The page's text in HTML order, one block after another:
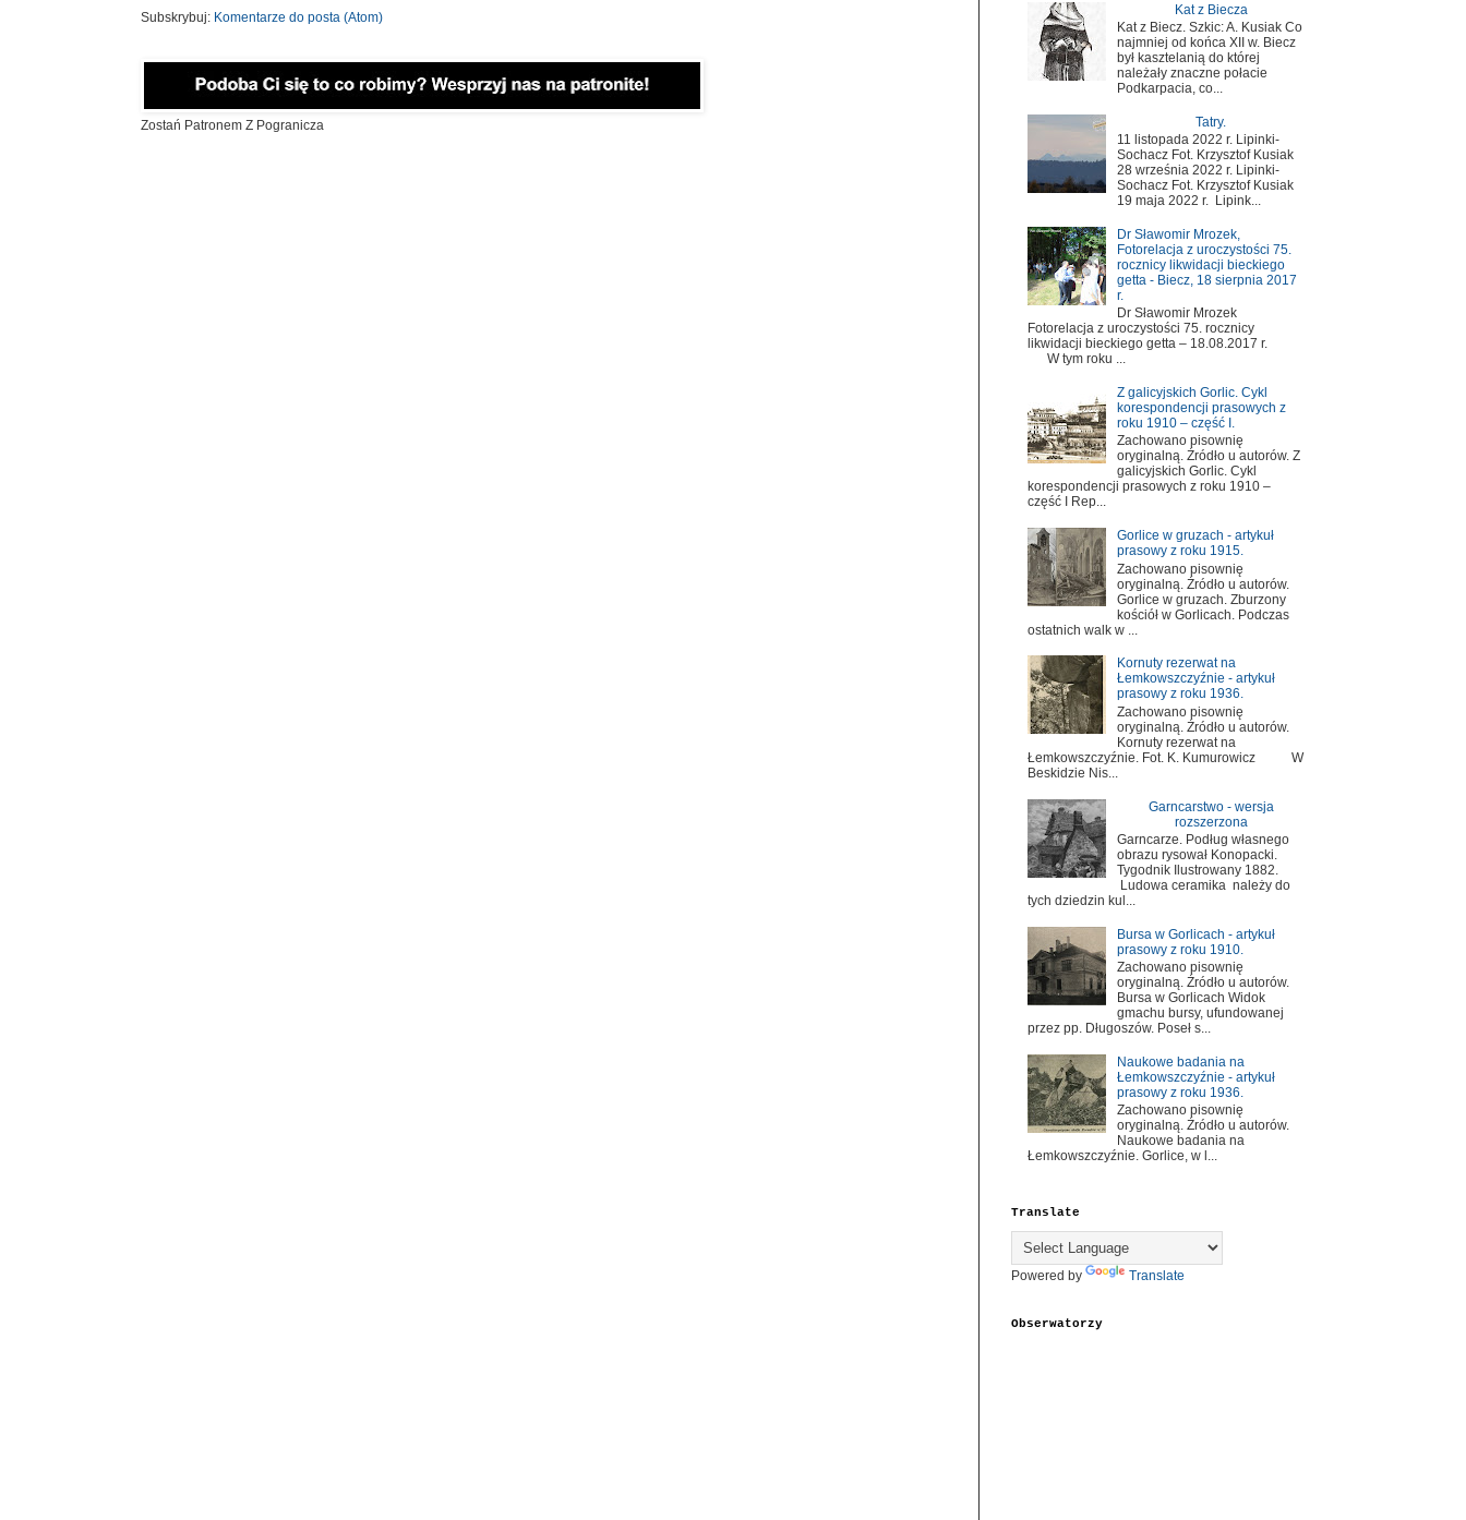
Subskrybuj: Komentarze do posta (Atom)
Zostań Patronem Z Pogranicza
Kat z Biecza
Kat z Biecz. Szkic: A. Kusiak Co
najmniej od końca XII w. Biecz
był kasztelanią do której
należały znaczne połacie
Podkarpacia, co...
Tatry.
11 listopada 2022 r. Lipinki-
Sochacz Fot. Krzysztof Kusiak
28 września 2022 r. Lipinki-
Sochacz Fot. Krzysztof Kusiak
19 maja 2022 r. Lipink...
Dr Sławomir Mrozek,
Fotorelacja z uroczystości 75.
rocznicy likwidacji bieckiego
getta - Biecz, 18 sierpnia 2017
r.
Dr Sławomir Mrozek
Fotorelacja z uroczystości 75. rocznicy
likwidacji bieckiego getta – 18.08.2017 r.
W tym roku ...
Z galicyjskich Gorlic. Cykl
korespondencji prasowych z
roku 1910 – część I.
Zachowano pisownię
oryginalną. Źródło u autorów. Z
galicyjskich Gorlic. Cykl
korespondencji prasowych z roku 1910 –
część I Rep...
Gorlice w gruzach - artykuł
prasowy z roku 1915.
Zachowano pisownię
oryginalną. Źródło u autorów.
Gorlice w gruzach. Zburzony
kościół w Gorlicach. Podczas
ostatnich walk w ...
Kornuty rezerwat na
Łemkowszczyźnie - artykuł
prasowy z roku 1936.
Zachowano pisownię
oryginalną. Źródło u autorów.
Kornuty rezerwat na
Łemkowszczyźnie. Fot. K. Kumurowicz W
Beskidzie Nis...
Garncarstwo - wersja
rozszerzona
Garncarze. Podług własnego
obrazu rysował Konopacki.
Tygodnik Ilustrowany 1882.
Ludowa ceramika należy do
tych dziedzin kul...
Bursa w Gorlicach - artykuł
prasowy z roku 1910.
Zachowano pisownię
oryginalną. Źródło u autorów.
Bursa w Gorlicach Widok
gmachu bursy, ufundowanej
przez pp. Długoszów. Poseł s...
Naukowe badania na
Łemkowszczyźnie - artykuł
prasowy z roku 1936.
Zachowano pisownię
oryginalną. Źródło u autorów.
Naukowe badania na
Łemkowszczyźnie. Gorlice, w l...
Translate
Powered by Translate
Obserwatorzy